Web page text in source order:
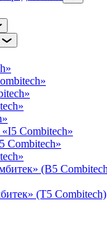
Combitech»
Combitech»
(B5
(T5 Combitech)